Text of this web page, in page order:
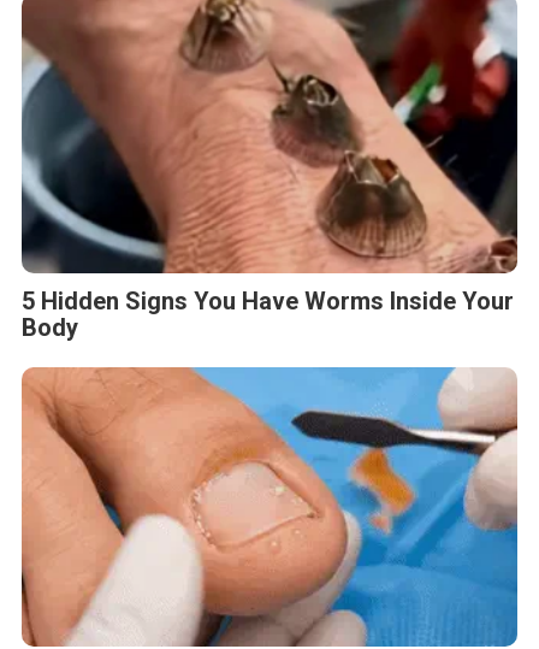
Fungus Is A Parasite, And It Dies From A
Drop Of Plain...
5 Hidden Signs You Have Worms Inside Your